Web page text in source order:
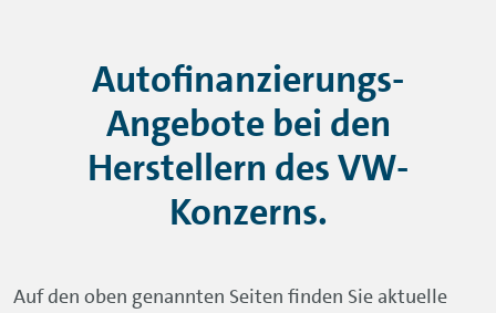
Autofinanzierungs-
Angebote bei den
Herstellern des VW-
Konzerns.
Auf den oben genannten Seiten finden Sie aktuelle